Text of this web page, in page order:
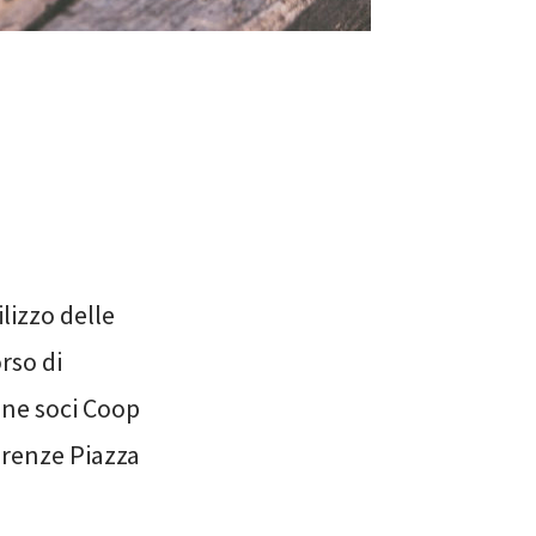
delle
di
soci Coop
Piazza